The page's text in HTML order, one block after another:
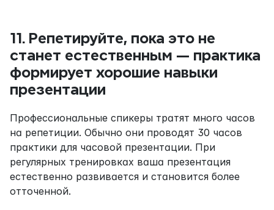
11. Репетируйте, пока это не
станет естественным — практика
формирует хорошие навыки
презентации
Профессиональные спикеры тратят много часов
на репетиции. Обычно они проводят 30 часов
практики для часовой презентации. При
регулярных тренировках ваша презентация
естественно развивается и становится более
отточенной.